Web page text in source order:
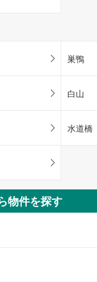
巣鴨
白山
水道橋
物件を探す